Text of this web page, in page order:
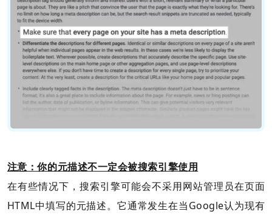
注意：你的元描述不一定会被搜索引擎使用
在有些情况下，搜索引擎可能会不采用网站管理员在页面
HTML中填写的元描述。它通常发生在当Google认为现有